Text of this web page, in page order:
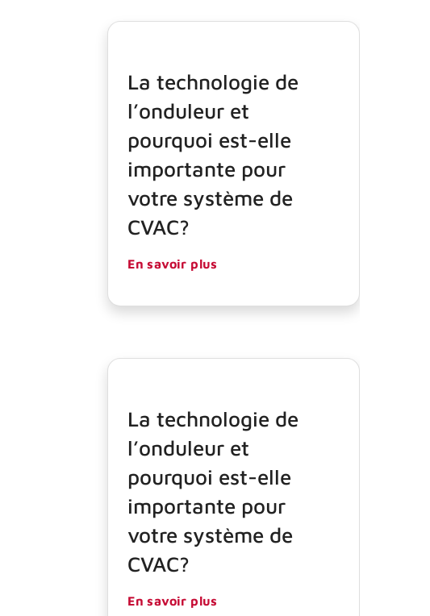
La technologie de
l’onduleur et
pourquoi est-elle
importante pour
votre système de
CVAC?
En savoir plus
La technologie de
l’onduleur et
pourquoi est-elle
importante pour
votre système de
CVAC?
En savoir plus